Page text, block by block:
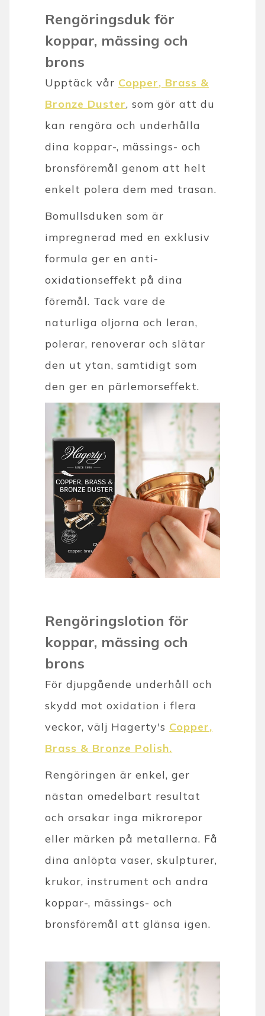
Rengöringsduk för
koppar, mässing och
brons
Upptäck vår Copper, Brass &
Bronze Duster, som gör att du
kan rengöra och underhålla
dina koppar-, mässings- och
bronsföremål genom att helt
enkelt polera dem med trasan.
Bomullsduken som är
impregnerad med en exklusiv
formula ger en anti-
oxidationseffekt på dina
föremål. Tack vare de
naturliga oljorna och leran,
polerar, renoverar och slätar
den ut ytan, samtidigt som
den ger en pärlemorseffekt.
Rengöringslotion för
koppar, mässing och
brons
För djupgående underhåll och
skydd mot oxidation i flera
veckor, välj Hagerty's Copper,
Brass & Bronze Polish.
Rengöringen är enkel, ger
nästan omedelbart resultat
och orsakar inga mikrorepor
eller märken på metallerna. Få
dina anlöpta vaser, skulpturer,
krukor, instrument och andra
koppar-, mässings- och
bronsföremål att glänsa igen.